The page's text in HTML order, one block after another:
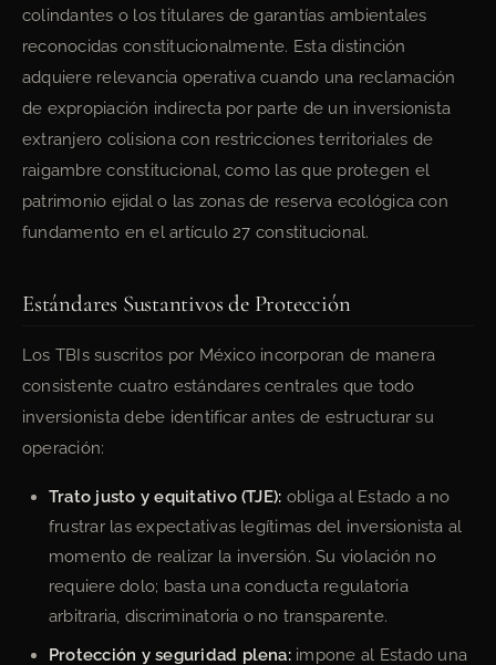
colindantes o los titulares de garantías ambientales
reconocidas constitucionalmente. Esta distinción
adquiere relevancia operativa cuando una reclamación
de expropiación indirecta por parte de un inversionista
extranjero colisiona con restricciones territoriales de
raigambre constitucional, como las que protegen el
patrimonio ejidal o las zonas de reserva ecológica con
fundamento en el artículo 27 constitucional.
Estándares Sustantivos de Protección
Los TBIs suscritos por México incorporan de manera
consistente cuatro estándares centrales que todo
inversionista debe identificar antes de estructurar su
operación:
Trato justo y equitativo (TJE): obliga al Estado a no
frustrar las expectativas legítimas del inversionista al
momento de realizar la inversión. Su violación no
requiere dolo; basta una conducta regulatoria
arbitraria, discriminatoria o no transparente.
Protección y seguridad plena:impone al Estado una